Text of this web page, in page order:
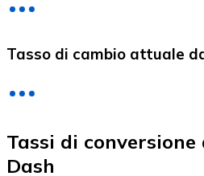
Tasso di cambio attuale
Tassi di conversione
Dash